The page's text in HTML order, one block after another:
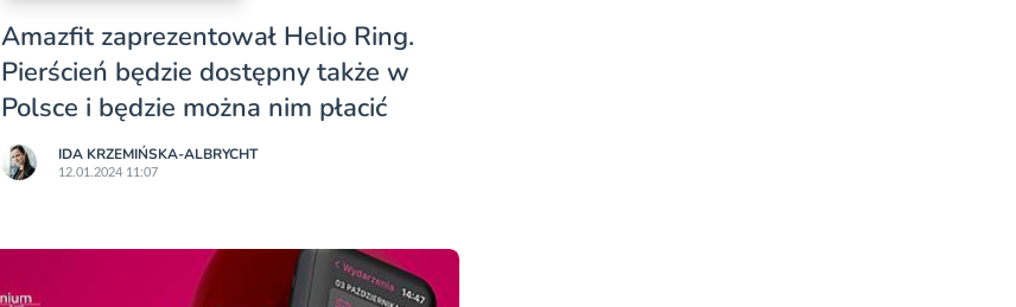
Amazfit zaprezentował Helio Ring.
Pierścień będzie dostępny także w
Polsce i będzie można nim płacić
IDA KRZEMIŃSKA-ALBRYCHT
12.01.2024 11:07